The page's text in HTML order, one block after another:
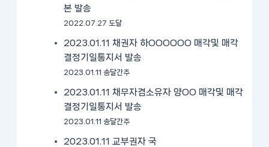
본 발송
2022.07.27 도달
2023.01.11 채권자 하OOOOOO 매각및 매각
결정기일통지서 발송
2023.01.11 송달간주
2023.01.11 채무자겸소유자 양OO 매각및 매각
결정기일통지서 발송
2023.01.11 송달간주
2023.01.11 교부권자 국